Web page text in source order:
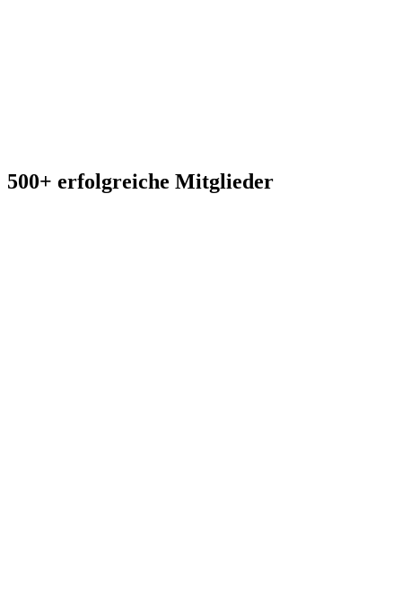
500+ erfolgreiche Mitglieder